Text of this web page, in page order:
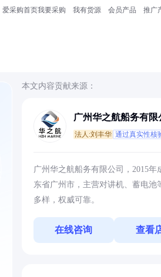
爱采购首页我要采购 我有货源 会员产品 推广
本文内容贡献来源：
广州华之航船务有限
法人:刘丰华 通过真实性核
广州华之航船务有限公司，2015年
东省广州市，主营对讲机、蓄电池
多样，权威可靠。
在线咨询 查看